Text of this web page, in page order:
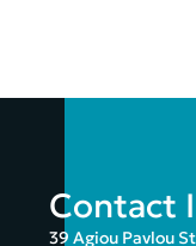
Contact
39 Agiou Pavlou